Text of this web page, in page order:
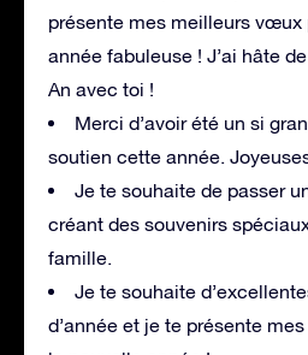
présente mes meilleurs vœux
année fabuleuse ! J’ai hâte
An avec toi !
Merci d’avoir été un si
soutien cette année.
Je te souhaite de passer
créant des souvenirs
famille.
Je te souhaite
d’année et je te présente